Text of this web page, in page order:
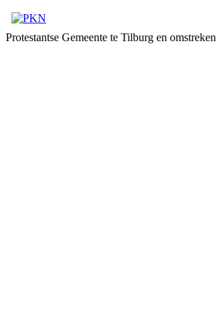
Protestantse Gemeente te Tilburg en omstreken